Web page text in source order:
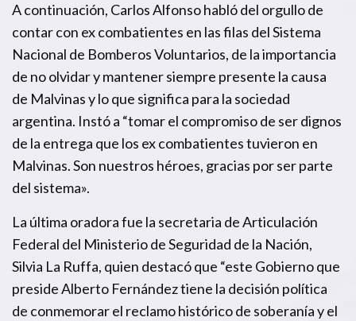
A continuación, Carlos Alfonso habló del orgullo de
contar con ex combatientes en las filas del Sistema
Nacional de Bomberos Voluntarios, de la importancia
de no olvidar y mantener siempre presente la causa
de Malvinas y lo que significa para la sociedad
argentina. Instó a “tomar el compromiso de ser dignos
de la entrega que los ex combatientes tuvieron en
Malvinas. Son nuestros héroes, gracias por ser parte
del sistema».
La última oradora fue la secretaria de Articulación
Federal del Ministerio de Seguridad de la Nación,
Silvia La Ruffa, quien destacó que “este Gobierno que
preside Alberto Fernández tiene la decisión política
de conmemorar el reclamo histórico de soberanía y el